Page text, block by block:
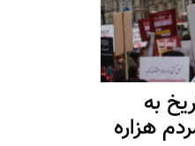
به
هزاره